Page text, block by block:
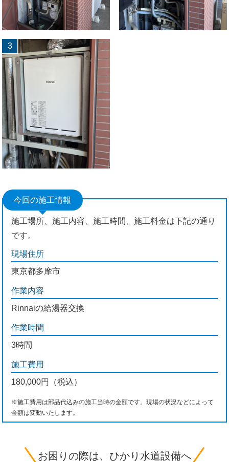
3
今回の施工情報
施工場所、施工内容、施工時間、施工料金は下記の通り
です。
現場住所
東京都多摩市
作業内容
Rinnaiの給湯器交換
作業時間
3時間
施工費用
180,000円（税込）
※施工費用は部品代込みの施工当時の金額です。現場の状況などによって
金額は変動いたします。
お困りの際は、ひかり水道設備へ